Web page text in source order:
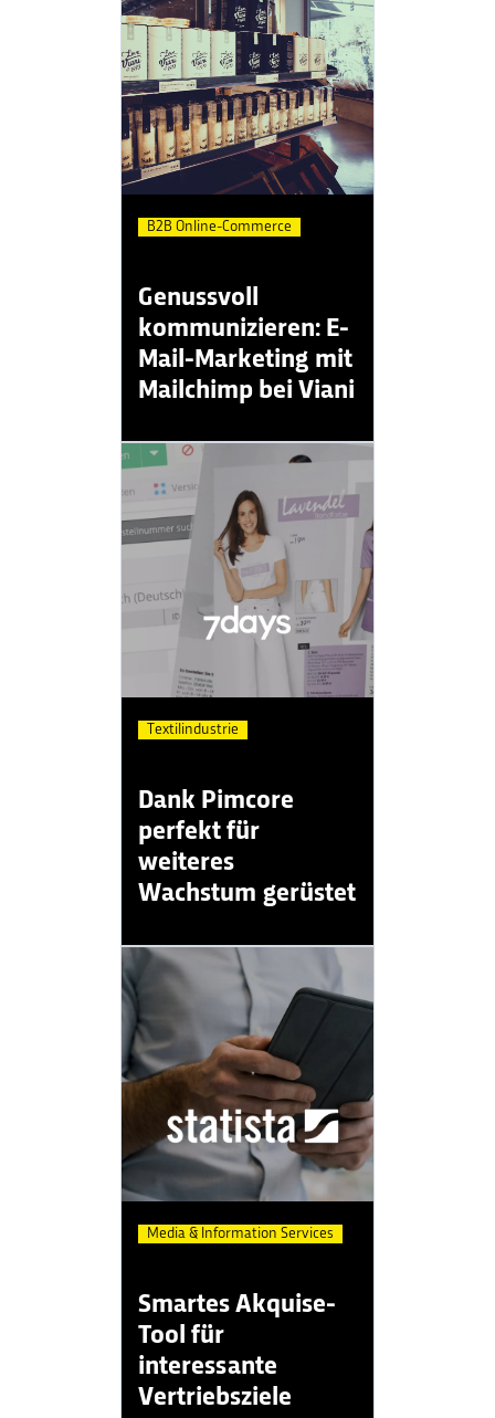
B2B Online-Commerce
Genussvoll
kommunizieren: E-
Mail-Marketing mit
Mailchimp bei Viani
Textilindustrie
Dank Pimcore
perfekt für
weiteres
Wachstum gerüstet
Media & Information Services
Smartes Akquise-
Tool für
interessante
Vertriebsziele